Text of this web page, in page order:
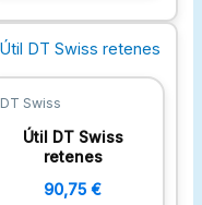
DT Swiss
Útil DT Swiss
retenes
90,75€